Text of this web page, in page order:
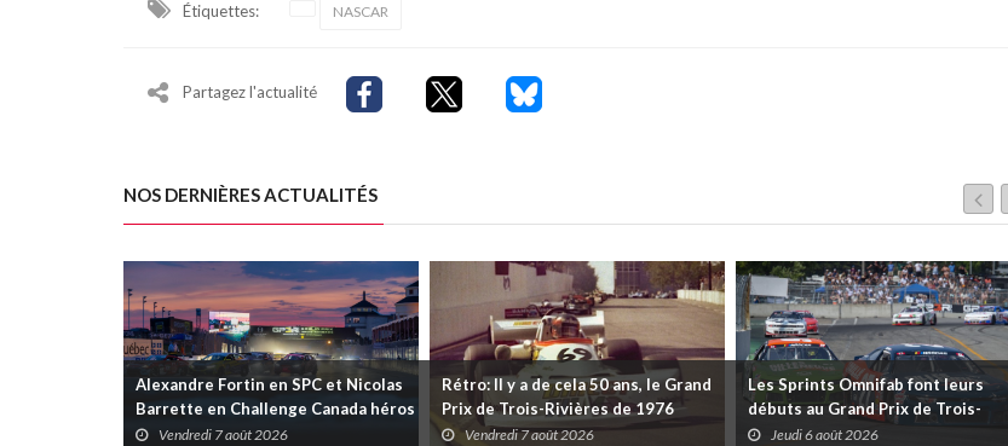
Étiquettes: NASCAR
Partagez l'actualité
NOS DERNIÈRES ACTUALITÉS
Alexandre Fortin en SPC et Nicolas
Barrette en Challenge Canada héros
des premières courses du week-end
Vendredi 7 août 2026
Rétro: Il y a de cela 50 ans, le Grand
Prix de Trois-Rivières de 1976
Vendredi 7 août 2026
Les Sprints Omnifab font leurs
débuts au Grand Prix de Trois-
Rivières avec un format inspiré de
Jeudi 6 août 2026